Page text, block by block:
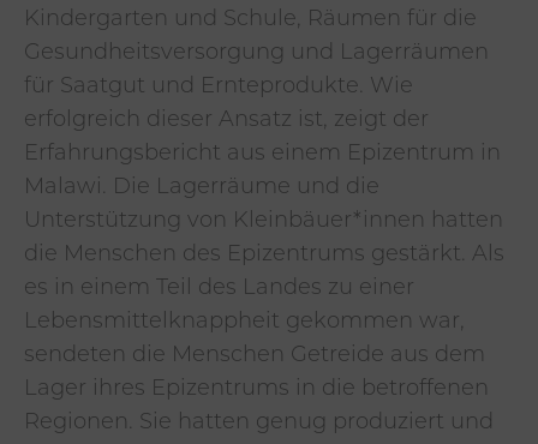
Kindergarten und Schule, Räumen für die
Gesundheitsversorgung und Lagerräumen
für Saatgut und Ernteprodukte. Wie
erfolgreich dieser Ansatz ist, zeigt der
Erfahrungsbericht aus einem Epizentrum in
Malawi. Die Lagerräume und die
Unterstützung von Kleinbäuer*innen hatten
die Menschen des Epizentrums gestärkt. Als
es in einem Teil des Landes zu einer
Lebensmittelknappheit gekommen war,
sendeten die Menschen Getreide aus dem
Lager ihres Epizentrums in die betroffenen
Regionen. Sie hatten genug produziert und